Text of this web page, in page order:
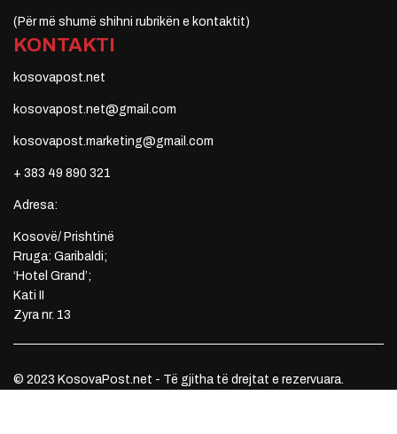
(Për më shumë shihni rubrikën e kontaktit)
KONTAKTI
kosovapost.net
kosovapost.net@gmail.com
kosovapost.marketing@gmail.com
+ 383 49 890 321
Adresa:
Kosovë/ Prishtinë
Rruga: Garibaldi;
‘Hotel Grand’;
Kati II
Zyra nr. 13
© 2023 KosovaPost.net - Të gjitha të drejtat e rezervuara.